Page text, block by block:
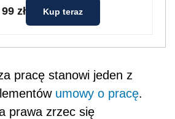
99 zł Kup teraz
pracę stanowi jeden z
umowy o pracę.
prawa zrzec się